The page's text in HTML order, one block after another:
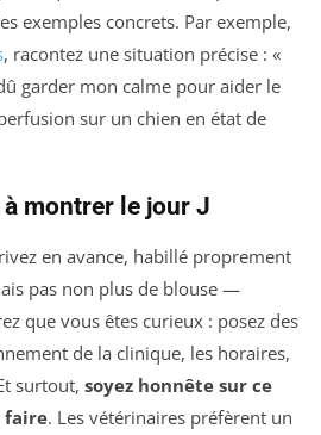
exemples concrets. Par exemple,
, racontez une situation précise : «
garder mon calme pour aider le
sur un chien en état de
montrer le jour J
en avance, habillé proprement
pas non plus de blouse —
que vous êtes curieux : posez des
de la clinique, les horaires,
surtout, soyez honnête sur ce
faire. Les vétérinaires préfèrent un